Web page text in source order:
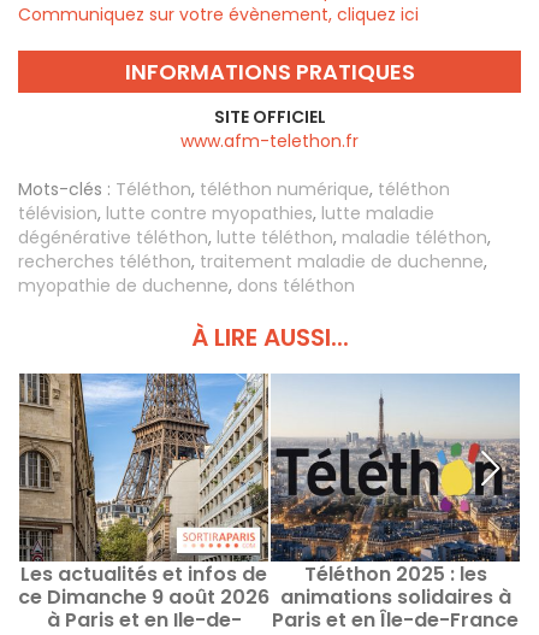
Communiquez sur votre évènement, cliquez ici
INFORMATIONS PRATIQUES
SITE OFFICIEL
www.afm-telethon.fr
Mots-clés : Téléthon, téléthon numérique, téléthon
télévision, lutte contre myopathies, lutte maladie
dégénérative téléthon, lutte téléthon, maladie téléthon,
recherches téléthon, traitement maladie de duchenne,
myopathie de duchenne, dons téléthon
À LIRE AUSSI...
Les actualités et infos de
ce Dimanche 9 août 2026
à Paris et en Ile-de-
Téléthon 2025 : les
animations solidaires à
Paris et en Île-de-France